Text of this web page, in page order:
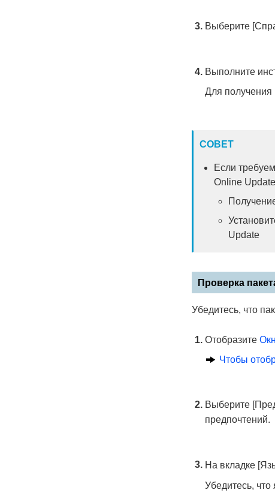
Выберите
Выполните
Для
СОВЕТ
Если
Online
Update
Проверка
Убедитесь, что
Отобразите
Чтобы
Выберите
предпочтений.
На вкладке
Убедитесь,